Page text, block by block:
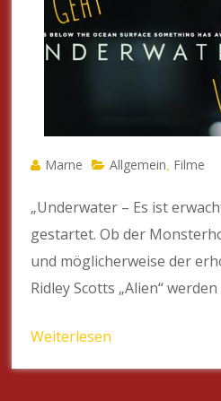
Marne Allgemein Filme
„Underwater – Es ist
gestartet. Ob der
und möglicherweise der
Ridley Scotts „Alien“
Weiterlesen